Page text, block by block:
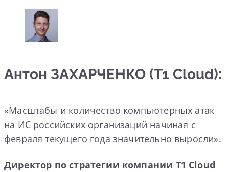
Антон ЗАХАРЧЕНКО (T1 Cloud):
«Масштабы и количество компьютерных атак
на ИС российских организаций начиная с
февраля текущего года значительно выросли».
Директор по стратегии компании T1 Cloud